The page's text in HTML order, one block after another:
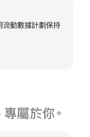
動數據計劃保持
屬於你。